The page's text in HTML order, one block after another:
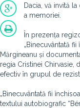
Dacia, vă invită
a memoriei.
În prezența
„Binecuvântată
Mărgineanu și
regia Cristinei Chirvasie,
efectiv în grupul de
„Binecuvântată fii
textului autobiografic